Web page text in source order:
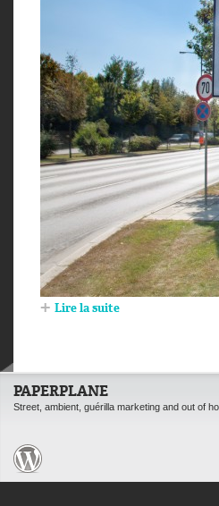
Lire la suite
PAPERPLANE
Street, ambient, guérilla marketing and out of